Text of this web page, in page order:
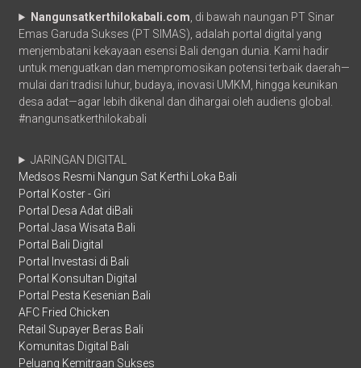
Nangunsatkerthilokabali.com , di bawah naungan PT Sinar
Emas Garuda Sukses (PT SIMAS), adalah portal digital yang
menjembatani kekayaan esensi Bali dengan dunia. Kami hadir
untuk menguatkan dan mempromosikan potensi terbaik daerah—
mulai dari tradisi luhur, budaya, inovasi UMKM, hingga keunikan
desa adat—agar lebih dikenal dan dihargai oleh audiens global.
#nangunsatkerthilokabali
JARINGAN DIGITAL
Medsos Resmi Nangun Sat Kerthi Loka Bali
Portal Koster - Giri
Portal Desa Adat diBali
Portal Jasa Wisata Bali
Portal Bali Digital
Portal Investasi di Bali
Portal Konsultan Digital
Portal Pesta Kesenian Bali
AFC Fried Chicken
Retail Supayer Beras Bali
Komunitas Digital Bali
Peluang Kemitraan Sukses